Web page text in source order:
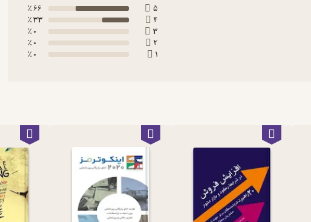
5
66 ٪
4
33 ٪
3
0 ٪
2
0 ٪
1
0 ٪